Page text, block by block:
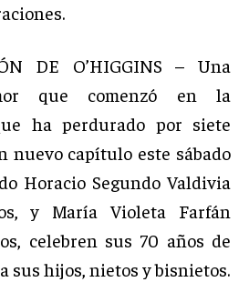
DE O’HIGGINS – Una
que comenzó en la
ha perdurado por siete
nuevo capítulo este sábado
Horacio Segundo Valdivia
y María Violeta Farfán
celebren sus 70 años de
sus hijos, nietos y bisnietos.